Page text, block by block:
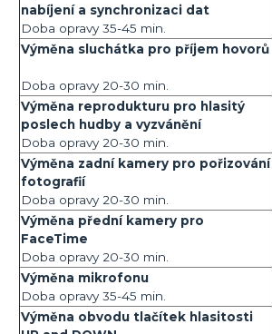
nabíjení a synchronizaci dat
Doba opravy 35-45 min.
Výměna sluchátka pro příjem hovorů
Doba opravy 20-30 min.
Výměna reprodukturu pro hlasitý
poslech hudby a vyzvánění
Doba opravy 20-30 min.
Výměna zadní kamery pro pořizování
fotografií
Doba opravy 20-30 min.
Výměna přední kamery pro
FaceTime
Doba opravy 20-30 min.
Výměna mikrofonu
Doba opravy 35-45 min.
Výměna obvodu tlačítek hlasitosti